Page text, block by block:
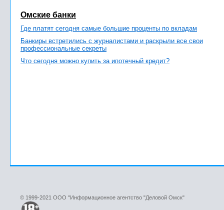
Омские банки
Где платят сегодня самые большие проценты по вкладам
Банкиры встретились с журналистами и раскрыли все свои
профессиональные секреты
Что сегодня можно купить за ипотечный кредит?
© 1999-2021 ООО "Информационное агентство "Деловой Омск"